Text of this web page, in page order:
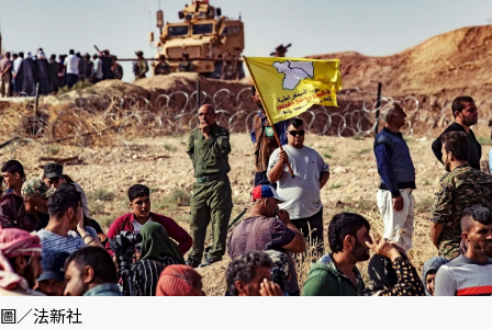
圖／法新社